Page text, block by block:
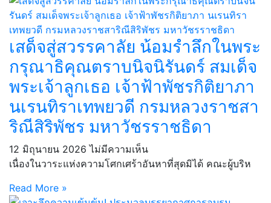
เสด็จสู่สวรรคาลัย น้อมรำลึกในพระ
กรุณาธิคุณตราบนิจนิรันดร์ สมเด็จ
พระเจ้าลูกเธอ เจ้าฟ้าพัชรกิติยาภา
นเรนทิราเทพยวดี กรมหลวงราชสา
ริณีสิริพัชร มหาวัชรราชธิดา
12 มิถุนายน 2026ไม่มีความเห็น
เนื่องในวาระแห่งความโศกเศร้าอันหาที่สุดมิได้ คณะผู้บริห
Read More »